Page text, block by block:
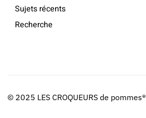
Sujets récents
Recherche
© 2025 LES CROQUEURS de pommes®